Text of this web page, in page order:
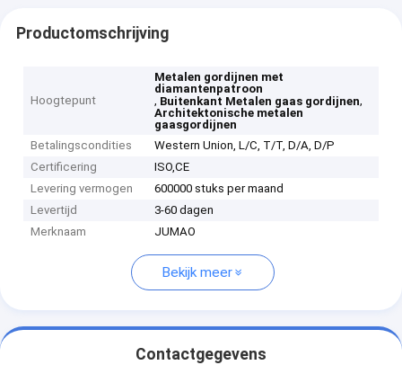
Productomschrijving
Hoogtepunt
Metalen gordijnen met
diamantenpatroon
, Buitenkant Metalen gaas gordijnen,
Architektonische metalen
gaasgordijnen
Betalingscondities
Western Union, L/C, T/T, D/A, D/P
Certificering
ISO,CE
Levering vermogen
600000 stuks per maand
Levertijd
3-60 dagen
Merknaam
JUMAO
Bekijk meer
Contactgegevens